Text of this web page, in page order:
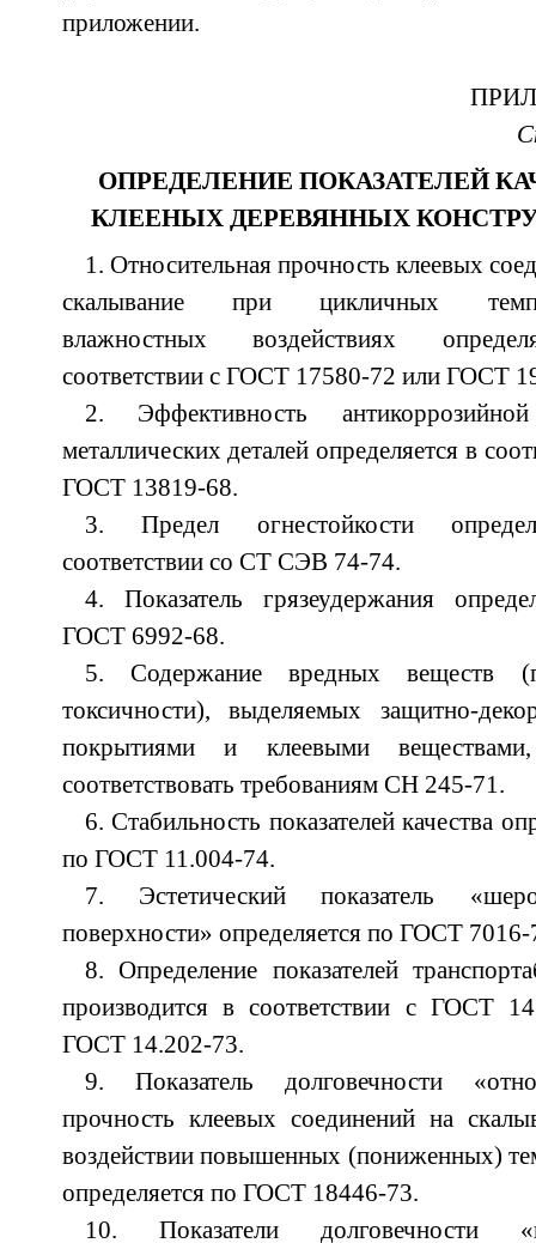
приложении.
ОПРЕДЕЛЕНИЕ ПОКАЗАТЕЛЕЙ
КЛЕЕНЫХ ДЕРЕВЯННЫХ
1. Относительная прочность клеевых
скалывание при цикличных
влажностных воздействиях
соответствии с ГОСТ 17580-72 или ГОСТ
2. Эффективность
металлических деталей определяется в
ГОСТ 13819-68.
3. Предел огнестойкости
соответствии со СТ СЭВ 74-74.
4. Показатель грязеудержания
ГОСТ 6992-68.
5. Содержание вредных веществ
токсичности), выделяемых защитно-
покрытиями и клеевыми
соответствовать требованиям СН 245-71.
6. Стабильность показателей качества
по ГОСТ 11.004-74.
7. Эстетический показатель
поверхности» опреде­ляет­ся по ГОСТ 7016-
8. Определение показателей
производится в соответствии с ГОСТ
ГОСТ 14.202-73.
9. Показатель долговечности
прочность клеевых соединений на
воздействии повышенных (пониженных)
определяется по ГОСТ 18446-73.
10. Показатели долговечности